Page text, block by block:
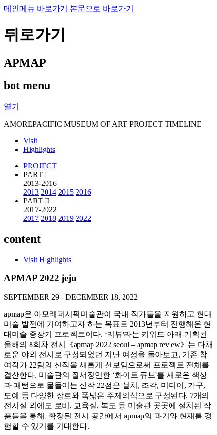
메인메뉴 바로가기 본문으로 바로가기
뒤로가기
APMAP
bot menu
열기
AMOREPACIFIC MUSEUM OF ART PROJECT TIMELINE
Visit
Highlights
PROJECT
PART I
2013-2016
2013 2014 2015 2016
PART II
2017-2022
2017 2018 2019 2022
content
Visit Highlights
APMAP 2022 jeju
SEPTEMBER 29 - DECEMBER 18, 2022
apmap은 아모레퍼시픽미술관이 국내 작가들을 지원하고 현대
미술 발전에 기여하고자 하는 목표로 2013년부터 진행해온 현
대미술 중장기 프로젝트이다. ‘리뷰'라는 키워드 아래 기획된
올해의 8회차 전시《apmap 2022 seoul – apmap review》는 다채
로운 야외 전시로 구성되었던 지난 여정을 돌아보고, 기존 참
여작가 22팀의 신작을 새롭게 선보임으로써 프로젝트 전체를
결산한다. 미술관의 질서정연한 ‘화이트 큐브'를 새로운 색상
과 패턴으로 물들이는 신작 22점은 설치, 조각, 미디어, 가구,
도예 등 다양한 장르와 폭넓은 주제의식으로 구성된다. 7개의
전시실 외에도 로비, 교육실, 복도 등 미술관 곳곳에 설치된 작
품들을 통해, 확장된 전시 공간에서 apmap의 과거와 현재를 경
험할 수 있기를 기대한다.